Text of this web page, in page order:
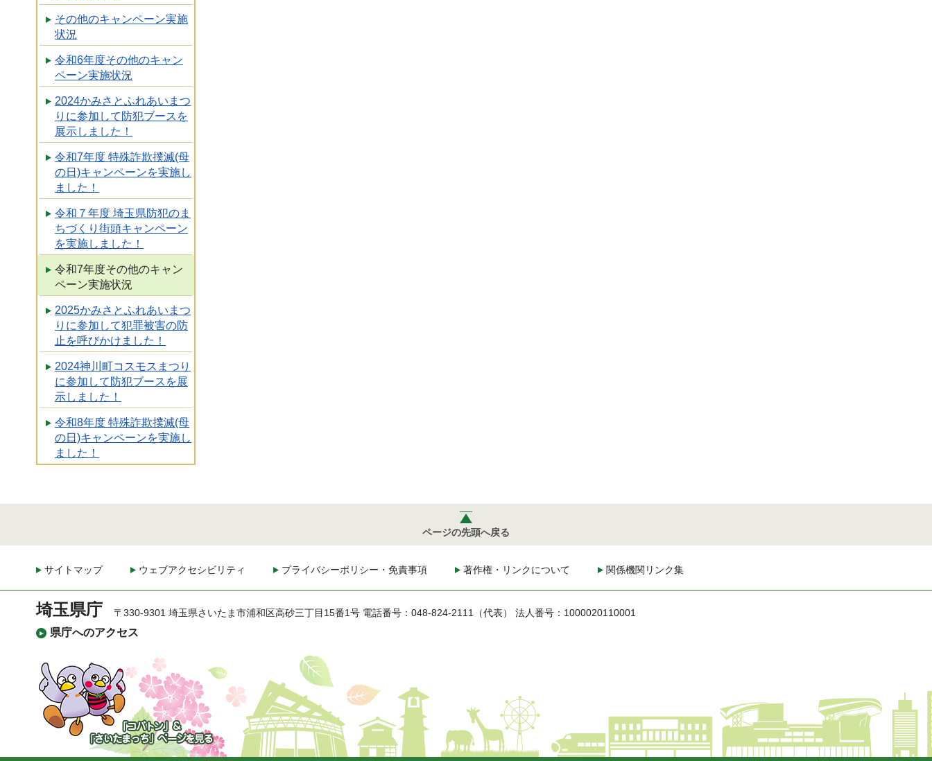
その他のキャンペーン実施
状況
令和6年度その他のキャン
ペーン実施状況
2024かみさとふれあいまつ
りに参加して防犯ブースを
展示しました！
令和7年度 特殊詐欺撲滅(母
の日)キャンペーンを実施し
ました！
令和７年度 埼玉県防犯のま
ちづくり街頭キャンペーン
を実施しました！
令和7年度その他のキャン
ペーン実施状況
2025かみさとふれあいまつ
りに参加して犯罪被害の防
止を呼びかけました！
2024神川町コスモスまつり
に参加して防犯ブースを展
示しました！
令和8年度 特殊詐欺撲滅(母
の日)キャンペーンを実施し
ました！
ページの先頭へ戻る
サイトマップ ウェブアクセシビリティ プライバシーポリシー・免責事項 著作権・リンクについて 関係機関リンク集
埼玉県庁
県庁へのアクセス
〒330-9301 埼玉県さいたま市浦和区高砂三丁目15番1号 電話番号：048-824-2111（代表） 法人番号：1000020110001
「コバトン」&「さいた
まっち」